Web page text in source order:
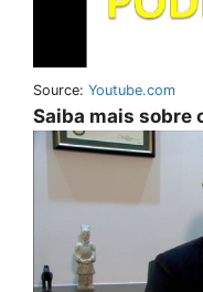
Source: Youtube.com
Saiba mais sobre